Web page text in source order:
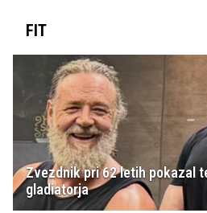
FIT
Zvezdnik pri 62 letih pokazal
gladiatorja